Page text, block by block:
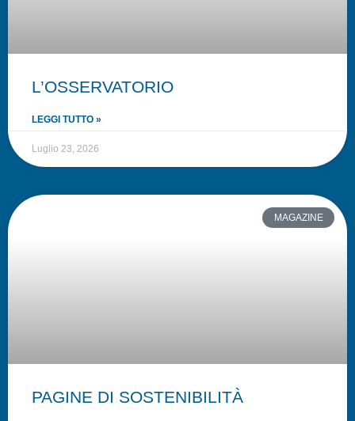
L’OSSERVATORIO
LEGGI TUTTO »
Luglio 23, 2026
MAGAZINE
PAGINE DI SOSTENIBILITÀ